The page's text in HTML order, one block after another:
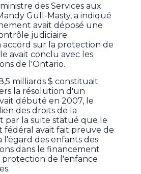
des Services aux
Gull-Masty, a indiqué
avait déposé une
judiciaire
sur la protection de
avait conclu avec les
de l'Ontario.
milliards $ constituait
la résolution d'un
débuté en 2007, le
des droits de la
par la suite statué que le
avait fait preuve de
l'égard des enfants des
dans le financement
protection de l'enfance